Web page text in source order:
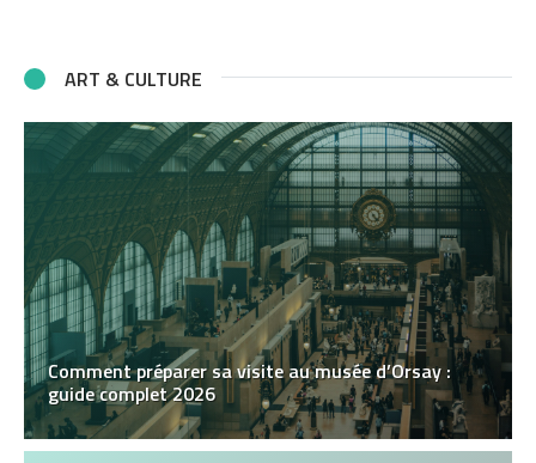
ART & CULTURE
Comment préparer sa visite au musée d’Orsay :
guide complet 2026